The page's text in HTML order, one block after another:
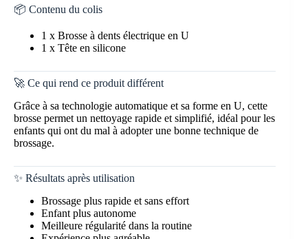
📦 Contenu du colis
1 x Brosse à dents électrique en U
1 x Tête en silicone
🚀 Ce qui rend ce produit différent
Grâce à sa technologie automatique et sa forme en U, cette
brosse permet un nettoyage rapide et simplifié, idéal pour les
enfants qui ont du mal à adopter une bonne technique de
brossage.
✨ Résultats après utilisation
Brossage plus rapide et sans effort
Enfant plus autonome
Meilleure régularité dans la routine